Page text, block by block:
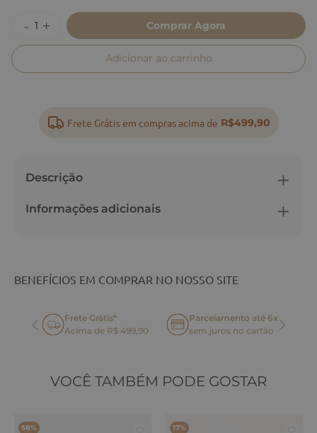
Comprar Agora
Adicionar ao carrinho
Frete Grátis em compras acima de R$499,90
Descrição
Informações adicionais
BENEFÍCIOS EM COMPRAR NO NOSSO SITE
Frete Grátis*
Acima de R$ 499,90
Parcelamento até 6x
sem juros no cartão
VOCÊ TAMBÉM PODE GOSTAR
58% 17%